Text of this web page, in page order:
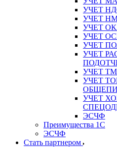
УЧЕТ
УЧЕТ
УЧЕТ
УЧЕТ
УЧЕТ
УЧЕТ
УЧЕТ
УЧЕТ
УЧЕТ
ЭСЧФ
Преимущества 1С
ЭСЧФ
Стать партнером